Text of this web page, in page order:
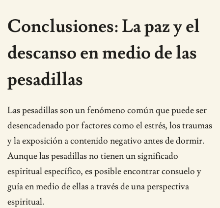
Conclusiones: La paz y el
descanso en medio de las
pesadillas
Las pesadillas son un fenómeno común que puede ser
desencadenado por factores como el estrés, los traumas
y la exposición a contenido negativo antes de dormir.
Aunque las pesadillas no tienen un significado
espiritual específico, es posible encontrar consuelo y
guía en medio de ellas a través de una perspectiva
espiritual.